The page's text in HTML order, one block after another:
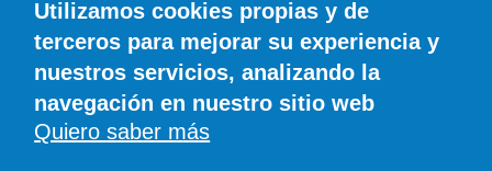
Hierro
EFE 0 COMENTARIOS
© SIROCO INFORMACIÓN SL | Tel. 828 081 655 | Móvil y WhatsApp 606 845
886 |info@diariodefuerteventura.com
Utilizamos cookies propias y de
terceros para mejorar su experiencia y
nuestros servicios, analizando la
navegación en nuestro sitio web
Quiero saber más